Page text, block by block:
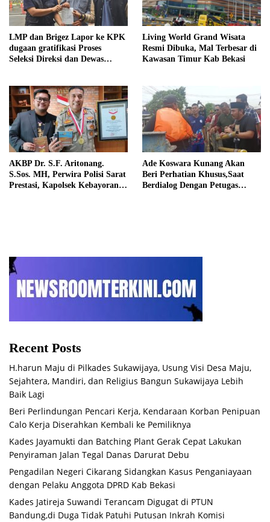
LMP dan Brigez Lapor ke KPK
dugaan gratifikasi Proses
Seleksi Direksi dan Dewas
Living World Grand Wisata
Resmi Dibuka, Mal Terbesar di
Kawasan Timur Kab Bekasi
AKBP Dr. S.F. Aritonang.
S.Sos. MH, Perwira Polisi Sarat
Prestasi, Kapolsek Kebayoran
Ade Koswara Kunang Akan
Beri Perhatian Khusus,Saat
Berdialog Dengan Petugas
Recent Posts
H.harun Maju di Pilkades Sukawijaya, Usung Visi Desa Maju,
Sejahtera, Mandiri, dan Religius Bangun Sukawijaya Lebih
Baik Lagi
Beri Perlindungan Pencari Kerja, Kendaraan Korban Penipuan
Calo Kerja Diserahkan Kembali ke Pemiliknya
Kades Jayamukti dan Batching Plant Gerak Cepat Lakukan
Penyiraman Jalan Tegal Danas Darurat Debu
Pengadilan Negeri Cikarang Sidangkan Kasus Penganiayaan
dengan Pelaku Anggota DPRD Kab Bekasi
Kades Jatireja Suwandi Terancam Digugat di PTUN
Bandung,di Duga Tidak Patuhi Putusan Inkrah Komisi